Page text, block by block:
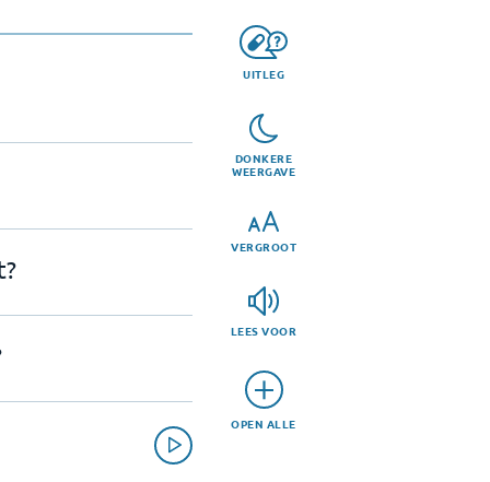
UITLEG
DONKERE
WEERGAVE
VERGROOT
LEES VOOR
OPEN ALLE